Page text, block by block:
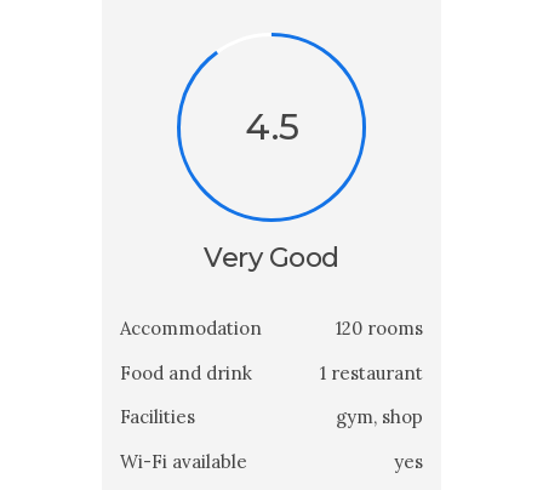
4.5
Very Good
Accommodation
120 rooms
Food and drink
1 restaurant
Facilities
gym, shop
Wi-Fi available
yes